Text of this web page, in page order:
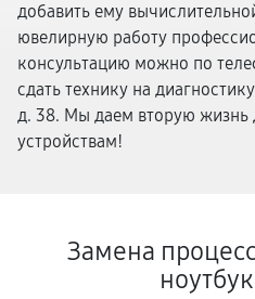
добавить ему
ювелирную работу
консультацию можно по
сдать технику на
д. 38. Мы даем вторую
устройствам!
Замена